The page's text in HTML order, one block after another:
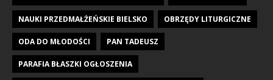
NAUKI PRZEDMAŁŻEŃSKIE BIELSKO OBRZĘDY LITURGICZNE
ODA DO MŁODOŚCI PAN TADEUSZ
PARAFIA BŁASZKI OGŁOSZENIA